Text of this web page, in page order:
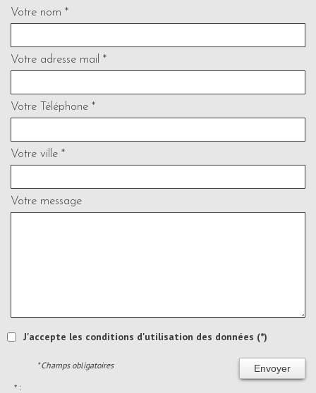
Votre nom *
Votre adresse mail *
Votre Téléphone *
Votre ville *
Votre message
J'accepte les conditions d'utilisation des données (*)
Envoyer
* Champs obligatoires
* :